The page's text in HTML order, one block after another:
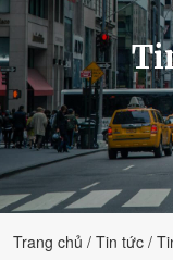
Kết
Nối
Di
Sản
Miền
Trung
Miền
Trung
Trang chủ Tin tức